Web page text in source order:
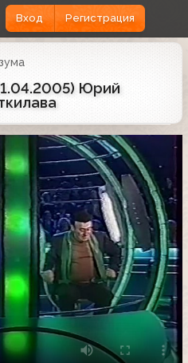
Вход Регистрация
Юрий